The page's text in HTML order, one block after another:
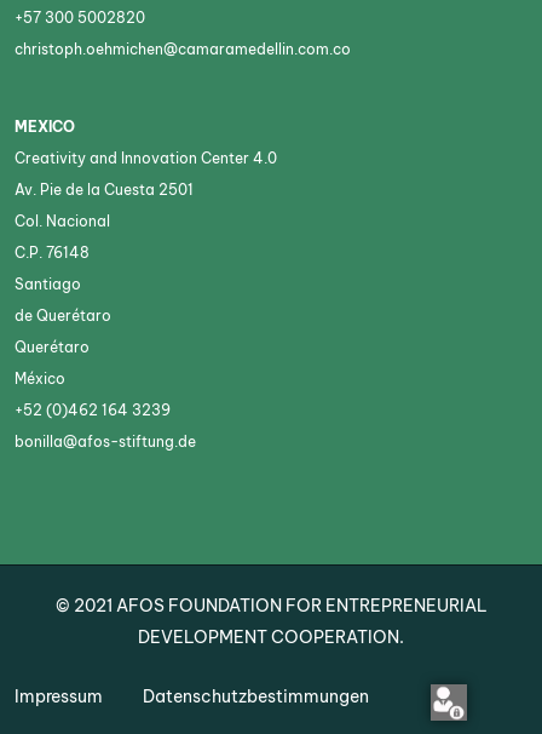
+57 300 5002820
christoph.oehmichen@camaramedellin.com.co
MEXICO
Creativity and Innovation Center 4.0
Av. Pie de la Cuesta 2501
Col. Nacional
C.P. 76148
Santiago
de Querétaro
Querétaro
México
+52 (0)462 164 3239
bonilla@afos-stiftung.de
© 2021 AFOSFOUNDATION FOR ENTREPRENEURIAL
DEVELOPMENT COOPERATION.
Impressum Datenschutzbestimmungen